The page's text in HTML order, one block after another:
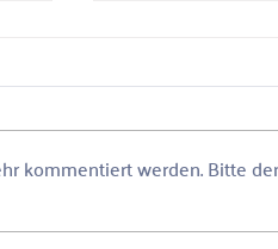
Bau deine
kommentiert werden. Bitte